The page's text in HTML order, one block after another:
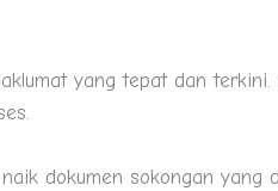
yang tepat dan
dokumen sokongan